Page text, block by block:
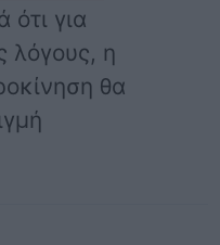
για
λόγους, η
θα